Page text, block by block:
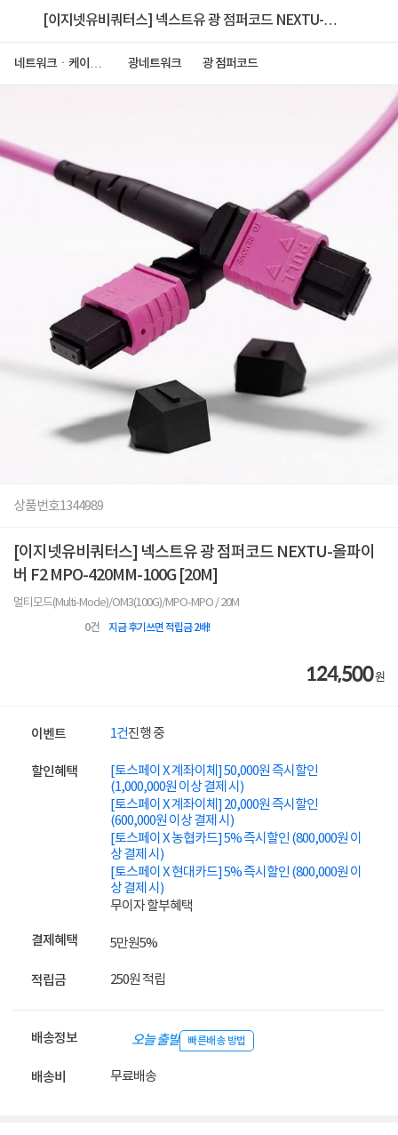
[이지넷유비쿼터스] 넥스트유 광 점퍼코드 NEXTU-올
네트워크ㆍ케이블
광네트워크 광 점퍼코드
상품번호1344989
[이지넷유비쿼터스] 넥스트유 광 점퍼코드 NEXTU-올파이
버 F2 MPO-420MM-100G [20M]
멀티모드(Multi-Mode)/OM3(100G)/MPO-MPO / 20M
0건 지금 후기쓰면 적립금 2배!
124,500원
이벤트 1건진행 중
할인혜택
[토스페이 X 계좌이체] 50,000원 즉시할인
(1,000,000원 이상 결제 시)
[토스페이 X 계좌이체] 20,000원 즉시할인
(600,000원 이상 결제 시)
[토스페이 X 농협카드] 5% 즉시할인 (800,000원 이
상 결제 시)
[토스페이 X 현대카드] 5% 즉시할인 (800,000원 이
상 결제 시)
무이자 할부혜택
결제혜택 5만원5%
적립금 250원 적립
배송정보 오늘 출발 빠른배송 방법
배송비 무료배송